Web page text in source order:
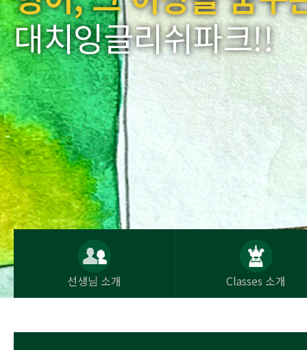
대치잉글리쉬파크!!
선생님 소개 Classes 소개